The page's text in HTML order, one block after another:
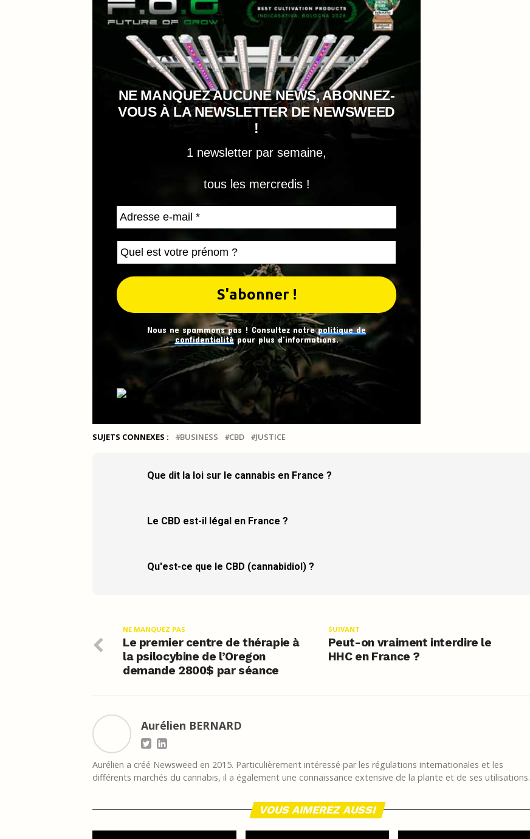
NE MANQUEZ AUCUNE NEWS, ABONNEZ-
VOUS À LA NEWSLETTER DE NEWSWEED
!
1 newsletter par semaine,
tous les mercredis !
Nous ne spammons pas ! Consultez notrepolitique de
confidentialitépour plus d’informations.
SUJETS CONNEXES : BUSINESS CBD JUSTICE
Que dit la loi sur le cannabis en France ?
Le CBD est-il légal en France ?
Qu'est-ce que le CBD (cannabidiol) ?
SUIVANT
Peut-on vraiment interdire le
HHC en France ?
NE MANQUEZ PAS
Le premier centre de thérapie à
la psilocybine de l’Oregon
demande 2800$ par séance
Aurélien BERNARD
Aurélien a créé Newsweed en 2015. Particulièrement intéressé par les régulations internationales et les
différents marchés du cannabis, il a également une connaissance extensive de la plante et de ses utilisations.
VOUS AIMEREZ AUSSI